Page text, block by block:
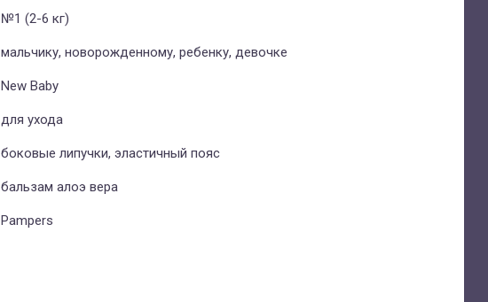
№1 (2-6 кг)
мальчику, новорожденному, ребенку, девочке
New Baby
для ухода
боковые липучки, эластичный пояс
бальзам алоэ вера
Pampers